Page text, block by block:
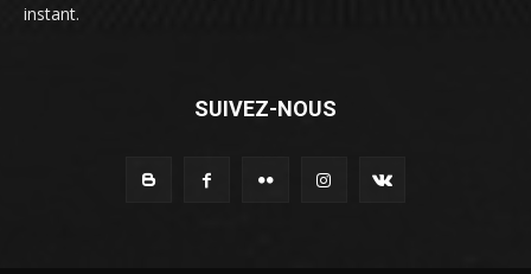
instant.
SUIVEZ-NOUS